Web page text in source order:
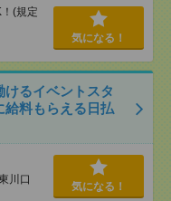
(規定
気になる！
けるイベントスタ
料もらえる日払
川口
気になる！